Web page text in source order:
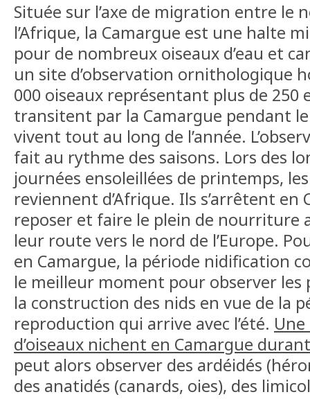
Située sur l’axe de migration entre le
l’Afrique, la Camargue est une halte
pour de nombreux oiseaux d’eau et
un site d’observation ornithologique
000 oiseaux représentant plus de 250
transitent par la Camargue pendant
vivent tout au long de l’année.
fait au rythme des saisons. Lors des
journées ensoleillées de printemps,
reviennent d’Afrique. Ils s’arrêtent en
reposer et faire le plein de nourriture
leur route vers le nord de l’Europe.
en Camargue, la période nidification
le meilleur moment pour observer les
la construction des nids en vue de la
reproduction qui arrive avec l’été. Une
d’oiseaux nichent en Camargue
peut alors observer des ardéidés
des anatidés (canards, oies), des